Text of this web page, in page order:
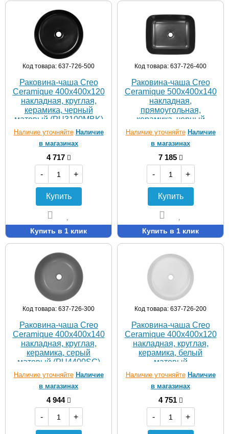
Код товара: 637-726-500
Раковина-чаша Creo
Ceramique 400х400х120
накладная, круглая,
керамика, черный
матовый (PU3100MBK)
Наличие уточняйте Наличие
в магазинах
4 717
-
+
Купить
Купить в 1 клик
Код товара: 637-726-400
Раковина-чаша Creo
Ceramique 500х400х140
накладная,
прямоугольная,
керамика, черный
матовый (PU4200MBK)
Наличие уточняйте Наличие
в магазинах
7 185
-
+
Купить
Купить в 1 клик
Код товара: 637-726-300
Раковина-чаша Creo
Ceramique 400х400х140
накладная, круглая,
керамика, серый
матовый (PU4400SG)
Наличие уточняйте Наличие
в магазинах
4 944
-
+
Код товара: 637-726-200
Раковина-чаша Creo
Ceramique 400х400х120
накладная, круглая,
керамика, белый
матовый
(PU3100MRMWH)
Наличие уточняйте Наличие
в магазинах
4 751
-
+